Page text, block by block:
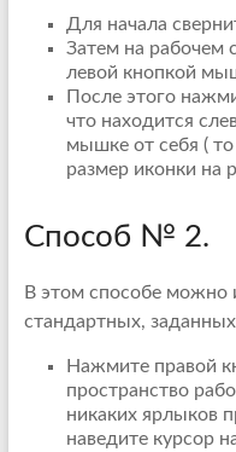
Для начала
Затем на рабочем
левой кнопкой
После этого
что находится
мышке от себя (
размер иконки на
Способ № 2.
В этом способе можно
стандартных,
Нажмите правой
пространство
никаких ярлыков
наведите курсор